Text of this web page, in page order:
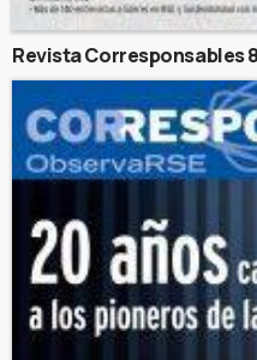
Revista Corresponsables